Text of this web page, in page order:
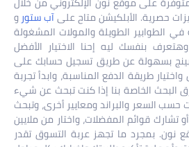
حصرية. الأبلكيشن متاح علىآب ستورو
الطوابير الطويلة والمولات المشغولة
بنفسك ليه إحنا الاختيار الأفضل
بسهولة عن طريق تسجيل حسابك على
طريقة الدفع المناسبة، وابدأ تجربة
البحث الخاصة بنا إذا كنت تبحث عن شيء
حسب السعر والبراند ومعايير أخرى، وتبحث
قوائم المفضلات، واختار من ملايين
نون. بمجرد ما تجهز عربة التسوق تقدر